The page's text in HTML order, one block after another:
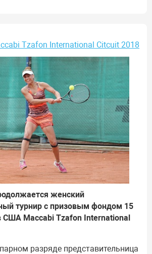
Tzafon International Citcuit 2018
женский
турнир с призовым фондом 15
США Maccabi Tzafon International
разряде представительница